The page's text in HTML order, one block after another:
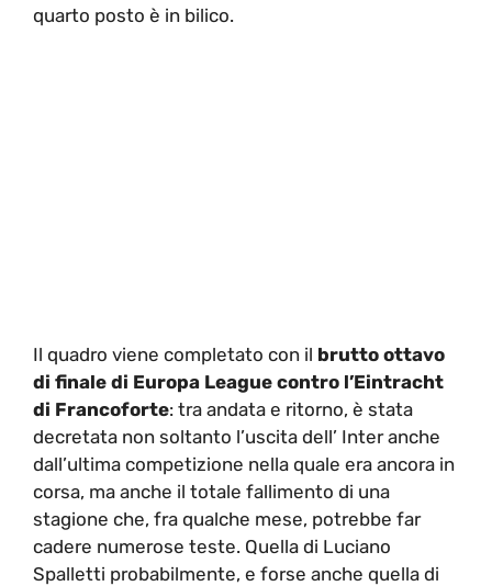
quarto posto è in bilico.
Il quadro viene completato con il brutto ottavo
di finale di Europa League contro l’Eintracht
di Francoforte: tra andata e ritorno, è stata
decretata non soltanto l’uscita dell’ Inter anche
dall’ultima competizione nella quale era ancora in
corsa, ma anche il totale fallimento di una
stagione che, fra qualche mese, potrebbe far
cadere numerose teste. Quella di Luciano
Spalletti probabilmente, e forse anche quella di